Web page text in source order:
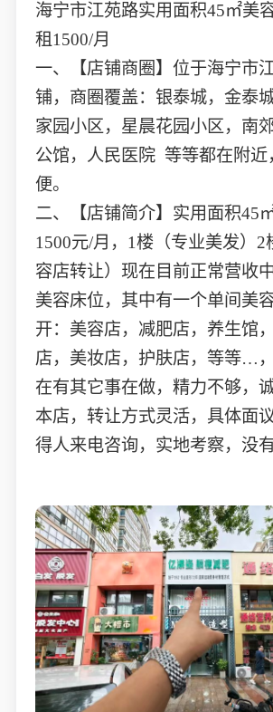
海宁市江苑路实用面积45㎡美
租1500/月
一、【店铺商圈】位于海宁市
铺，商圈覆盖：银泰城，金泰
家园小区，星晨花园小区，南
公馆，人民医院 等等都在附近
便。
二、【店铺简介】实用面积45
1500元/月，1楼（专业美发）2
容店转让）现在目前正常营收
美容床位，其中有一个单间美
开：美容店，减肥店，养生馆
店，美妆店，护肤店，等等…
在有其它事在做，精力不够，
本店，转让方式灵活，具体面
得人来电咨询，实地考察，没有